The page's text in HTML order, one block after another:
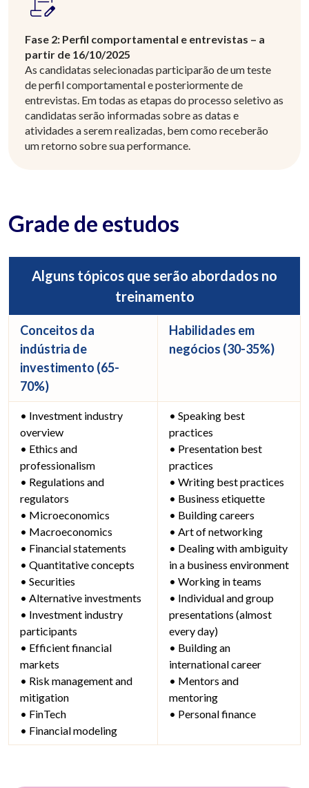
Fase 2: Perfil comportamental e entrevistas – a
partir de 16/10/2025
As candidatas selecionadas participarão de um teste
de perfil comportamental e posteriormente de
entrevistas. Em todas as etapas do processo seletivo as
candidatas serão informadas sobre as datas e
atividades a serem realizadas, bem como receberão
um retorno sobre sua performance.
Grade de estudos
Alguns tópicos que serão abordados no
treinamento
Conceitos da
indústria de
investimento (65-
70%)
Habilidades em
negócios (30-35%)
• Investment industry
overview
• Ethics and
professionalism
• Regulations and
regulators
• Microeconomics
• Macroeconomics
• Financial statements
• Quantitative concepts
• Securities
• Alternative investments
• Investment industry
participants
• Efficient financial
markets
• Risk management and
mitigation
• FinTech
• Financial modeling
• Speaking best
practices
• Presentation best
practices
• Writing best practices
• Business etiquette
• Building careers
• Art of networking
• Dealing with ambiguity
in a business environment
• Working in teams
• Individual and group
presentations (almost
every day)
• Building an
international career
• Mentors and
mentoring
• Personal finance